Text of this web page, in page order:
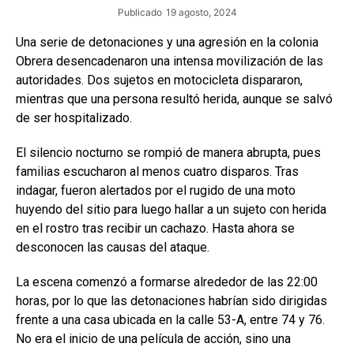
Publicado 19 agosto, 2024
Una serie de detonaciones y una agresión en la colonia
Obrera desencadenaron una intensa movilización de las
autoridades. Dos sujetos en motocicleta dispararon,
mientras que una persona resultó herida, aunque se salvó
de ser hospitalizado.
El silencio nocturno se rompió de manera abrupta, pues
familias escucharon al menos cuatro disparos. Tras
indagar, fueron alertados por el rugido de una moto
huyendo del sitio para luego hallar a un sujeto con herida
en el rostro tras recibir un cachazo. Hasta ahora se
desconocen las causas del ataque.
La escena comenzó a formarse alrededor de las 22:00
horas, por lo que las detonaciones habrían sido dirigidas
frente a una casa ubicada en la calle 53-A, entre 74 y 76.
No era el inicio de una película de acción, sino una